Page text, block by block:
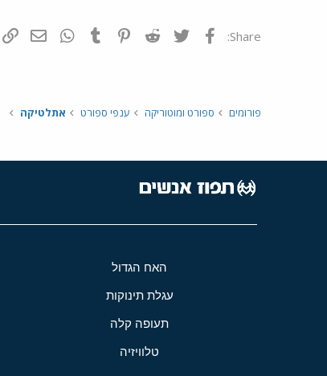
Share: פייסבוק Twitter
Reddit
Pinterest
Tumblr
WhatsApp
דואר
פורומים ספורט ומוטוריקה ענפי ספורט אתלטיקה
האח הגדול
עגלת תינוקות
תעופה קלה
טלוויזיה